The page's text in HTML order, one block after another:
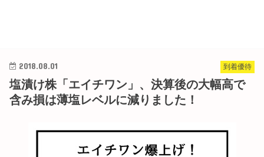
到着優待
2018.08.01
塩漬け株「エイチワン」、決算後の大幅高で
含み損は薄塩レベルに減りました！